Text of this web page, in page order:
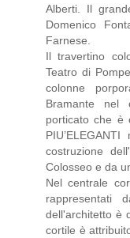
Alberti. Il
Domenico
Farnese.
Il travertino
Teatro di
colonne
Bramante nel
porticato che è
costruzione
Colosseo e da
Nel centrale
rappresentati
dell'architetto è
cortile è